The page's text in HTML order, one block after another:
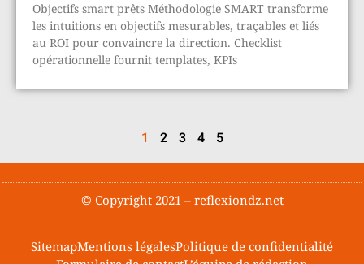
Objectifs smart prêts Méthodologie SMART transforme
les intuitions en objectifs mesurables, traçables et liés
au ROI pour convaincre la direction. Checklist
opérationnelle fournit templates, KPIs
1 2 3 4 5
© Copyright 2021 – reflexiondz.net
SitemapMentions légalesPolitique de confidentialité